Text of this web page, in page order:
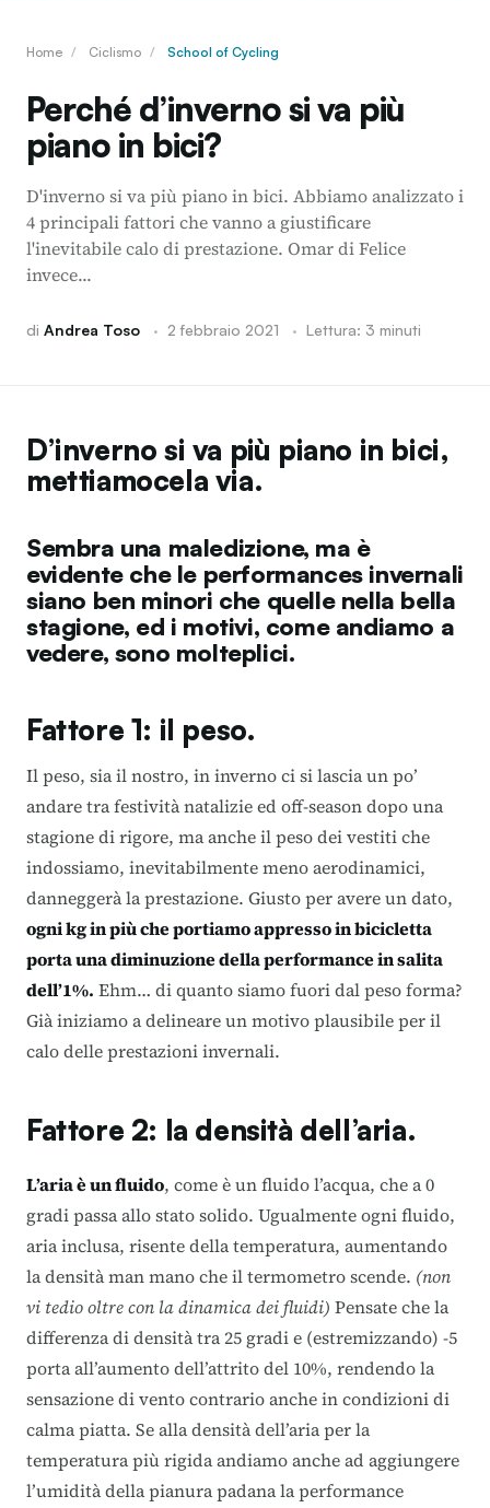
Home / Ciclismo / School of Cycling
Perché d’inverno si va più
piano in bici?
D'inverno si va più piano in bici. Abbiamo analizzato i
4 principali fattori che vanno a giustificare
l'inevitabile calo di prestazione. Omar di Felice
invece...
di Andrea Toso · 2 febbraio 2021 · Lettura: 3 minuti
D’inverno si va più piano in bici,
mettiamocela via.
Sembra una maledizione, ma è
evidente che le performances invernali
siano ben minori che quelle nella bella
stagione, ed i motivi, come andiamo a
vedere, sono molteplici.
Fattore 1: il peso.
Il peso, sia il nostro, in inverno ci si lascia un po’
andare tra festività natalizie ed off-season dopo una
stagione di rigore, ma anche il peso dei vestiti che
indossiamo, inevitabilmente meno aerodinamici,
danneggerà la prestazione. Giusto per avere un dato,
ogni kg in più che portiamo appresso in bicicletta
porta una diminuzione della performance in salita
dell’1%. Ehm… di quanto siamo fuori dal peso forma?
Già iniziamo a delineare un motivo plausibile per il
calo delle prestazioni invernali.
Fattore 2: la densità dell’aria.
L’aria è un fluido, come è un fluido l’acqua, che a 0
gradi passa allo stato solido. Ugualmente ogni fluido,
aria inclusa, risente della temperatura, aumentando
la densità man mano che il termometro scende. (non
vi tedio oltre con la dinamica dei fluidi) Pensate che la
differenza di densità tra 25 gradi e (estremizzando) -5
porta all’aumento dell’attrito del 10%, rendendo la
sensazione di vento contrario anche in condizioni di
calma piatta. Se alla densità dell’aria per la
temperatura più rigida andiamo anche ad aggiungere
l’umidità della pianura padana la performance